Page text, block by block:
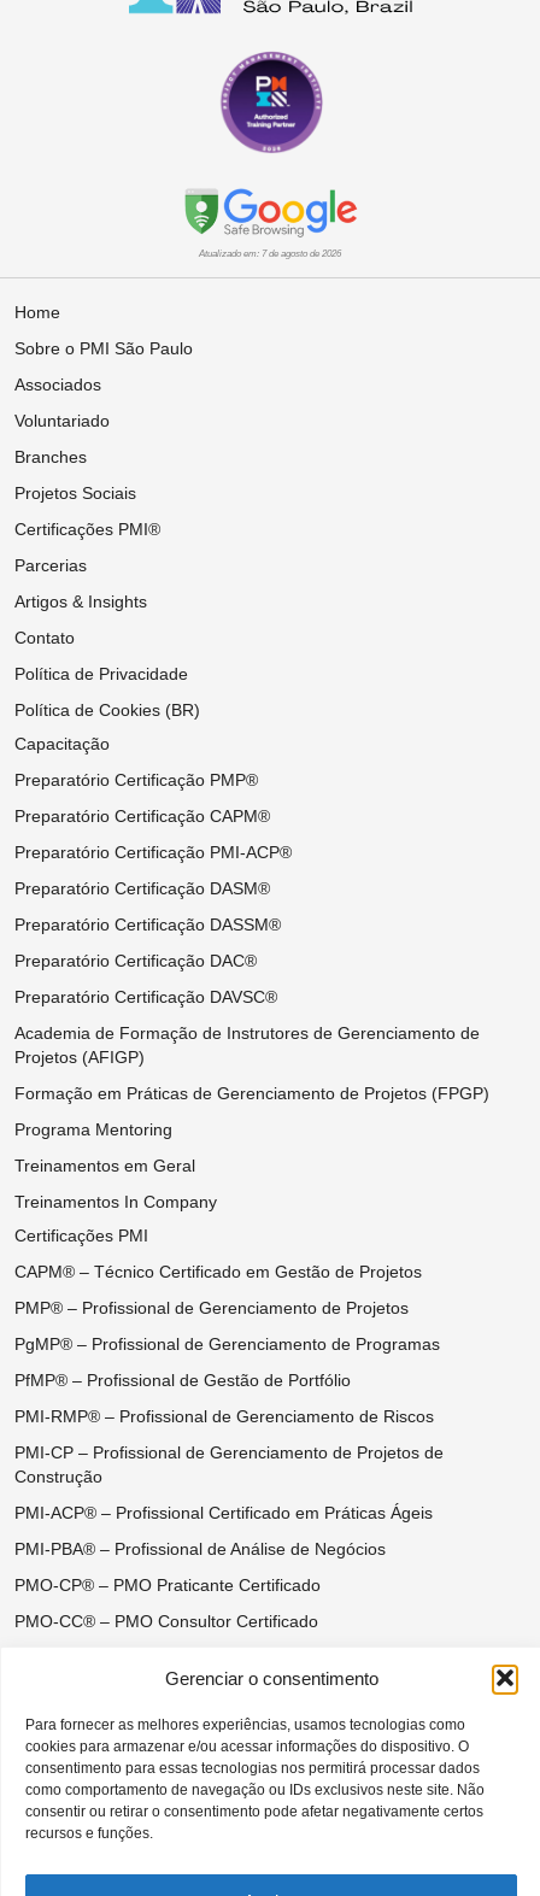
Gerenciar o consentimento
Para fornecer as melhores experiências, usamos tecnologias como
cookies para armazenar e/ou acessar informações do dispositivo. O
consentimento para essas tecnologias nos permitirá processar dados
como comportamento de navegação ou IDs exclusivos neste site. Não
consentir ou retirar o consentimento pode afetar negativamente certos
recursos e funções.
Atualizado em: 7 de agosto de 2026
Home
Sobre o PMI São Paulo
Associados
Voluntariado
Branches
Projetos Sociais
Certificações PMI®
Parcerias
Artigos & Insights
Contato
Política de Privacidade
Política de Cookies (BR)
Capacitação
Preparatório Certificação PMP®
Preparatório Certificação CAPM®
Preparatório Certificação PMI-ACP®
Preparatório Certificação DASM®
Preparatório Certificação DASSM®
Preparatório Certificação DAC®
Preparatório Certificação DAVSC®
Academia de Formação de Instrutores de Gerenciamento de
Projetos (AFIGP)
Formação em Práticas de Gerenciamento de Projetos (FPGP)
Programa Mentoring
Treinamentos em Geral
Treinamentos In Company
Certificações PMI
CAPM® – Técnico Certificado em Gestão de Projetos
PMP® – Profissional de Gerenciamento de Projetos
PgMP® – Profissional de Gerenciamento de Programas
PfMP® – Profissional de Gestão de Portfólio
PMI-RMP® – Profissional de Gerenciamento de Riscos
PMI-CP – Profissional de Gerenciamento de Projetos de
Construção
PMI-ACP® – Profissional Certificado em Práticas Ágeis
PMI-PBA® – Profissional de Análise de Negócios
PMO-CP® – PMO Praticante Certificado
PMO-CC® – PMO Consultor Certificado
DASSM® – Disciplined Agile Senior Scrum Master
DAC® – Disciplined Agile Coach
DAVSC® – Disciplined Agile Value Stream Consultant